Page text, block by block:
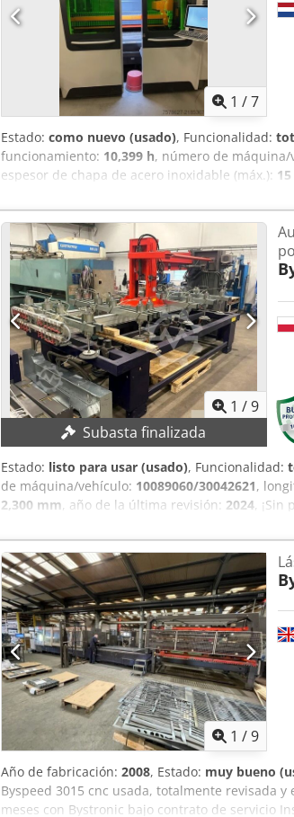
1 /7
Estado: como nuevo (usado), Funcionalidad:
funcionamiento: 10,399 h, número de máquina/
espesor de chapa de acero inoxidable (máx.):
Bystronic BySprint Fiber 4020 4kW de 3 ejes
chapa de 4000 x 2000 mm y un potente láser
fibra de alta calidad, considere la máquina
información. • La máquina dispone de una
4000 x 2000 mm Equipamiento adicional •
1 /9
Subasta finalizada
Estado: listo para usar (usado), Funcionalidad:
de máquina/vehículo: 10089060/30042621,
2,300 mm, año de la última revisión: 2024, ¡Sin
máquina fue revisada por última vez en 2024!
material: 4.000 mm x 2.000 mm DETALLES DE
mm EQUIPAMIENTO Historial de servicio e
1 /9
Año de fabricación: 2008, Estado: muy bueno
Byspeed 3015 cnc usada, totalmente revisada
meses con Bystronic bajo contrato de servicio